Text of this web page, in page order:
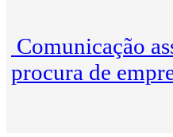
Comunicação
procura de